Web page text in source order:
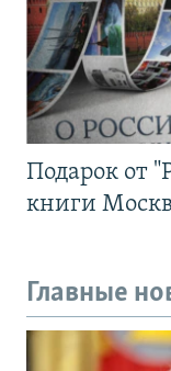
Подарок от
книги
Главные